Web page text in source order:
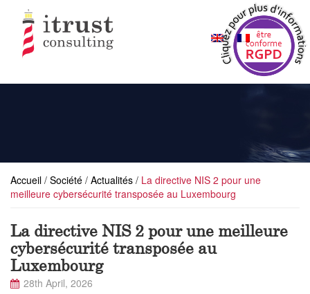
Accueil / Société / Actualités / La directive NIS 2 pour une
meilleure cybersécurité transposée au Luxembourg
La directive NIS 2 pour une meilleure
cybersécurité transposée au
Luxembourg
28th April, 2026